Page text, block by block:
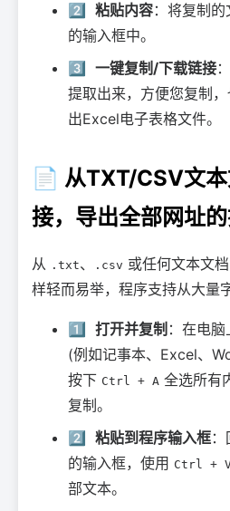
2️⃣
粘贴内容：将复制
的输入框中。
3️⃣
一键复制/下载链接
提取出来，方便您复制
出Excel电子表格文件。
📄 从TXT/CSV文
接，导出全部网址
从 .txt、 .csv 或任何文本文
样轻而易举，程序支持从大量
1️⃣ 打开并复制 ：在电
(例如记事本、Excel、
按下 Ctrl + A 全选所有
复制。
2️⃣
粘贴到程序输入框
的输入框，使用 Ctrl +
部文本。